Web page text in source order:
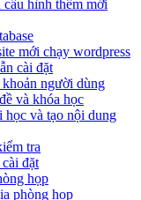
hình thêm mới
mới chạy wordpress
cài đặt
người dùng
và khóa học
và tạo nội dung
tra
đặt
họp
phòng họp